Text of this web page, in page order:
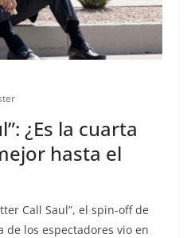
¿Es la cuarta
hasta el
Call Saul”, el spin-off de
de los espectadores vio en